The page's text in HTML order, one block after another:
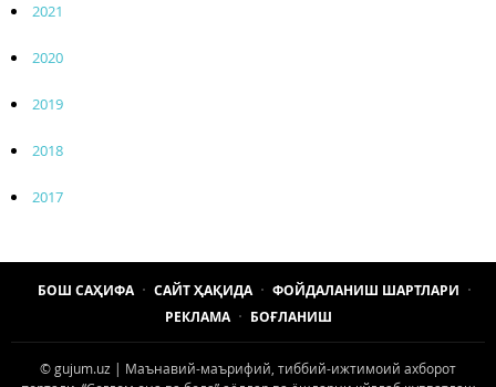
2021
2020
2019
2018
2017
БОШ САҲИФА САЙТ ҲАҚИДА
ФОЙДАЛАНИШ ШАРТЛАРИ
РЕКЛАМА
БОҒЛАНИШ
© gujum.uz | Маънавий-маърифий, тиббий-ижтимоий ахборот